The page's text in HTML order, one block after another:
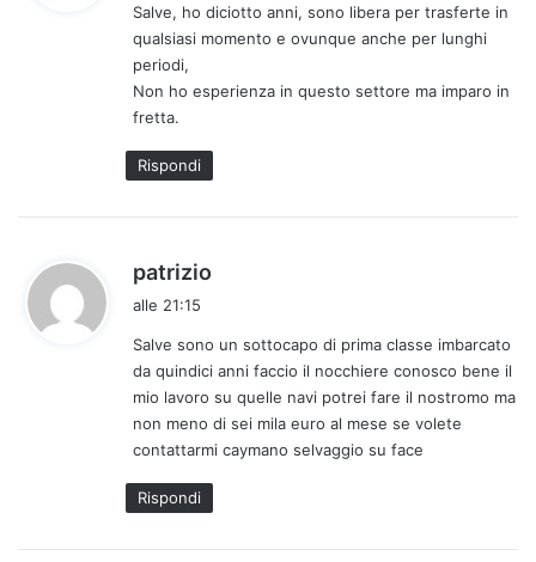
e
t
o
Salve, ho diciotto anni, sono libera per trasferte in
qualsiasi momento e ovunque anche per lunghi
periodi,
Non ho esperienza in questo settore ma imparo in
fretta.
Rispondi
patrizio
e
t
o
:
alle 21:15
Salve sono un sottocapo di prima classe imbarcato
da quindici anni faccio il nocchiere conosco bene il
mio lavoro su quelle navi potrei fare il nostromo ma
non meno di sei mila euro al mese se volete
contattarmi caymano selvaggio su face
Rispondi